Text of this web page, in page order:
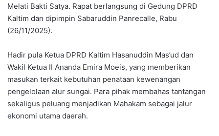
Melati Bakti Satya. Rapat berlangsung di Gedung DPRD
Kaltim dan dipimpin Sabaruddin Panrecalle, Rabu
(26/11/2025).
Hadir pula Ketua DPRD Kaltim Hasanuddin Mas’ud dan
Wakil Ketua II Ananda Emira Moeis, yang memberikan
masukan terkait kebutuhan penataan kewenangan
pengelolaan alur sungai. Para pihak membahas tantangan
sekaligus peluang menjadikan Mahakam sebagai jalur
ekonomi utama daerah.